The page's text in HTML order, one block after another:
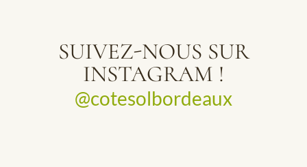
SUIVEZ-NOUS SUR
INSTAGRAM !
@cotesolbordeaux